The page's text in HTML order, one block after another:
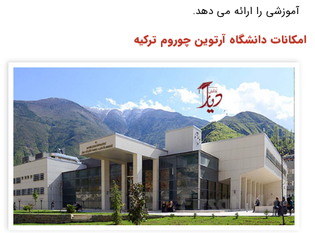
آموزشی را ارائه می دهد.
امکانات دانشگاه آرتوین چوروم ترکیه